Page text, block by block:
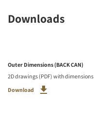
Downloads
Outer Dimensions (BACK CAN)
2D drawings (PDF) with dimensions
Download